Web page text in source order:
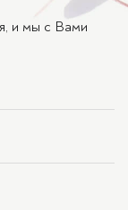
и мы с Вами